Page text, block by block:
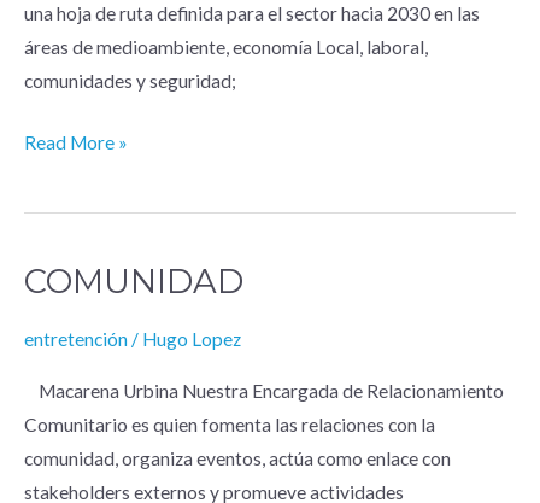
una hoja de ruta definida para el sector hacia 2030 en las
áreas de medioambiente, economía Local, laboral,
comunidades y seguridad;
Read More »
COMUNIDAD
entretención / Hugo Lopez
Macarena Urbina Nuestra Encargada de Relacionamiento
Comunitario es quien fomenta las relaciones con la
comunidad, organiza eventos, actúa como enlace con
stakeholders externos y promueve actividades
Comunidad